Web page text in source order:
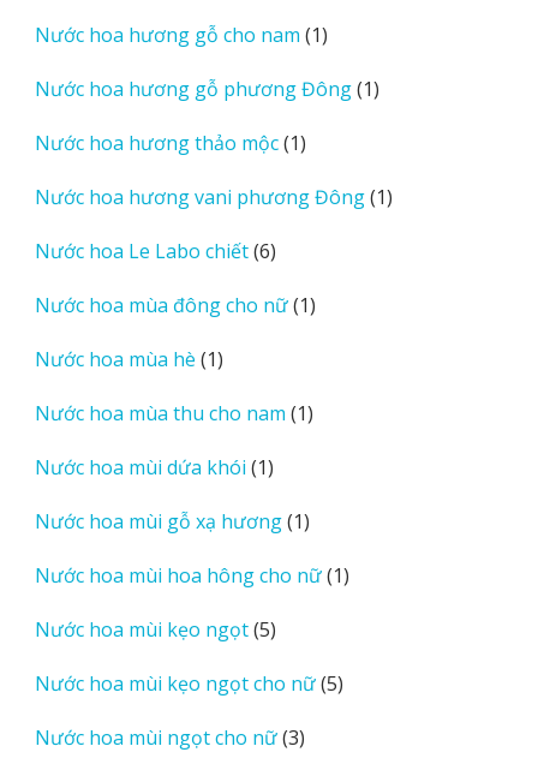
Nước hoa hương gỗ cho nam 11
phẩm
Nước hoa hương gỗ phương Đông 11
Nước hoa hương thảo mộc 11
phẩm
Nước hoa hương vani phương Đông 11
Nước hoa Le Labo chiết 66
phẩm
Nước hoa mùa đông cho nữ 11
Nước hoa mùa hè 11
phẩm
Nước hoa mùa thu cho nam 11
Nước hoa mùi dứa khói 11
phẩm
Nước hoa mùi gỗ xạ hương 11
phẩm
Nước hoa mùi hoa hông cho nữ 11
Nước hoa mùi kẹo ngọt 55
phẩm
Nước hoa mùi kẹo ngọt cho nữ 55
Nước hoa mùi ngọt cho nữ 33